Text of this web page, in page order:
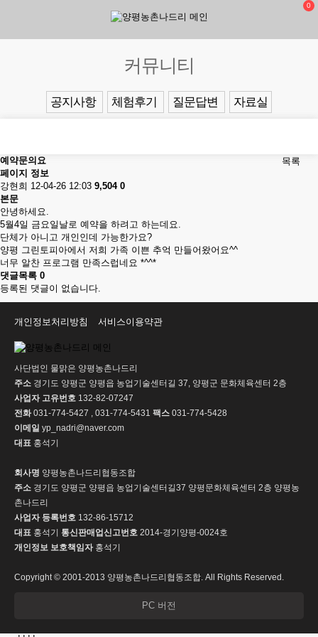
0
커뮤니티
공지사항 체험후기 질문답변 자료실
목록
예약문의요
페이지 정보
강현희 12-04-26 12:03 9,504 0
본문
안녕하세요.
5월4일 금요일날로 예약을 하려고 하는데요.
단체가 아니고 개인인데 가능한가요?
양평 그린토피아에서 저희 가족 이쁜 추억 만들어왔어요^^
너무 알찬 프로그램 만족스럽네요 *^^*
댓글목록 0
등록된 댓글이 없습니다.
개인정보처리방침 서비스이용약관
사단법인 물맑은 양평농촌나드리
주소 경기도 양평군 양평읍 농업기술센터길 37, 양평군 문화체육센터 2층
사업자 고유번호 132-82-07247
전화031-774-5427 , 031-774-5431 팩스 031-774-5428
이메일 yp_nadri@naver.com
대표 홍석기
회사명 양평농촌나드리협동조합
주소 경기도 양평군 양평읍 농업기술센터길37 양평문화체육센터 2층 양평농
촌나드리
사업자 등록번호 132-86-15712
대표 홍석기 통신판매업신고번호 2014-경기양평-0024호
개인정보 보호책임자홍석기
Copyright © 2001-2013 양평농촌나드리협동조합. All Rights Reserved.
PC 버전